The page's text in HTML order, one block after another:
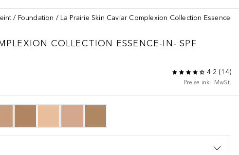
Foundation La Prairie Skin Caviar Complexion Collection Essence-
COLLECTION ESSENCE-IN- SPF
4.2 (14)
Preise inkl. MwSt.